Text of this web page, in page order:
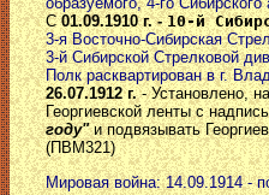
С01.09.1910 г. -10-й
3-я Восточно-Сибирская
3-й Сибирской Стрелковой
Полк расквартирован в г.
26.07.1912 г.- Установлено,
Георгиевской ленты с
году"и подвязывать
(ПВМ321)
Мировая война: 14.09.1914 -